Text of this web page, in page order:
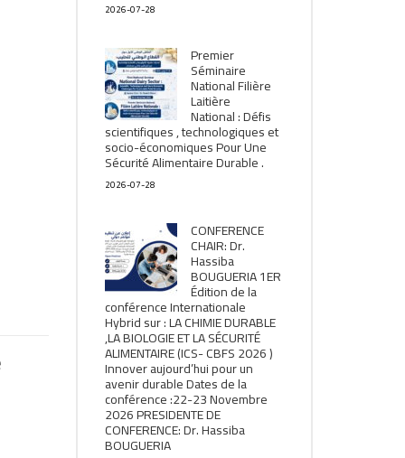
2026-07-28
Premier
Séminaire
National Filière
Laitière
National : Défis
scientifiques , technologiques et
socio-économiques Pour Une
Sécurité Alimentaire Durable .
2026-07-28
CONFERENCE
CHAIR: Dr.
Hassiba
BOUGUERIA 1ER
Édition de la
conférence Internationale
Hybrid sur : LA CHIMIE DURABLE
,LA BIOLOGIE ET LA SÉCURITÉ
ALIMENTAIRE (ICS- CBFS 2026 )
Innover aujourd’hui pour un
avenir durable Dates de la
conférence :22-23 Novembre
2026 PRESIDENTE DE
CONFERENCE: Dr. Hassiba
BOUGUERIA